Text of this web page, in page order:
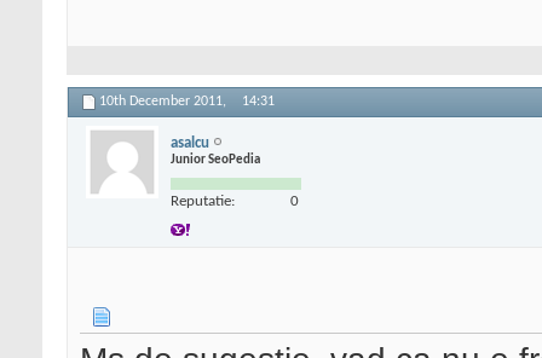
10th December 2011, 14:31
asalcu
Junior SeoPedia
Reputatie: 0